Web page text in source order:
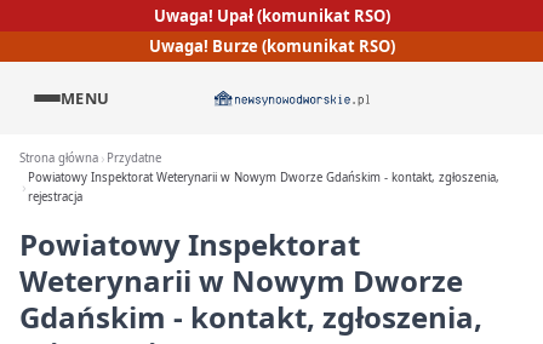
Uwaga! Upał (komunikat RSO)
Uwaga! Burze (komunikat RSO)
MENU
Strona główna
Przydatne
Powiatowy Inspektorat Weterynarii w Nowym Dworze Gdańskim - kontakt, zgłoszenia,
rejestracja
Powiatowy Inspektorat
Weterynarii w Nowym Dworze
Gdańskim - kontakt, zgłoszenia,